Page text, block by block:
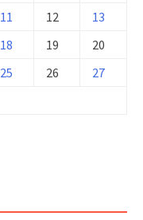
11 12
13
18 19
20
25 26
27